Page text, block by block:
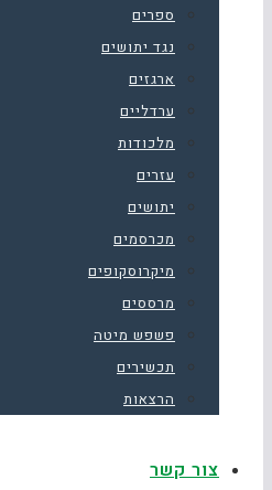
ספרים
נגד יתושים
ארגזים
ערדליים
מלכודות
עזרים
יתושים
מכרסמים
מיקרוסקופים
מרססים
פשפש מיטה
תכשירים
הרצאות
צור קשר